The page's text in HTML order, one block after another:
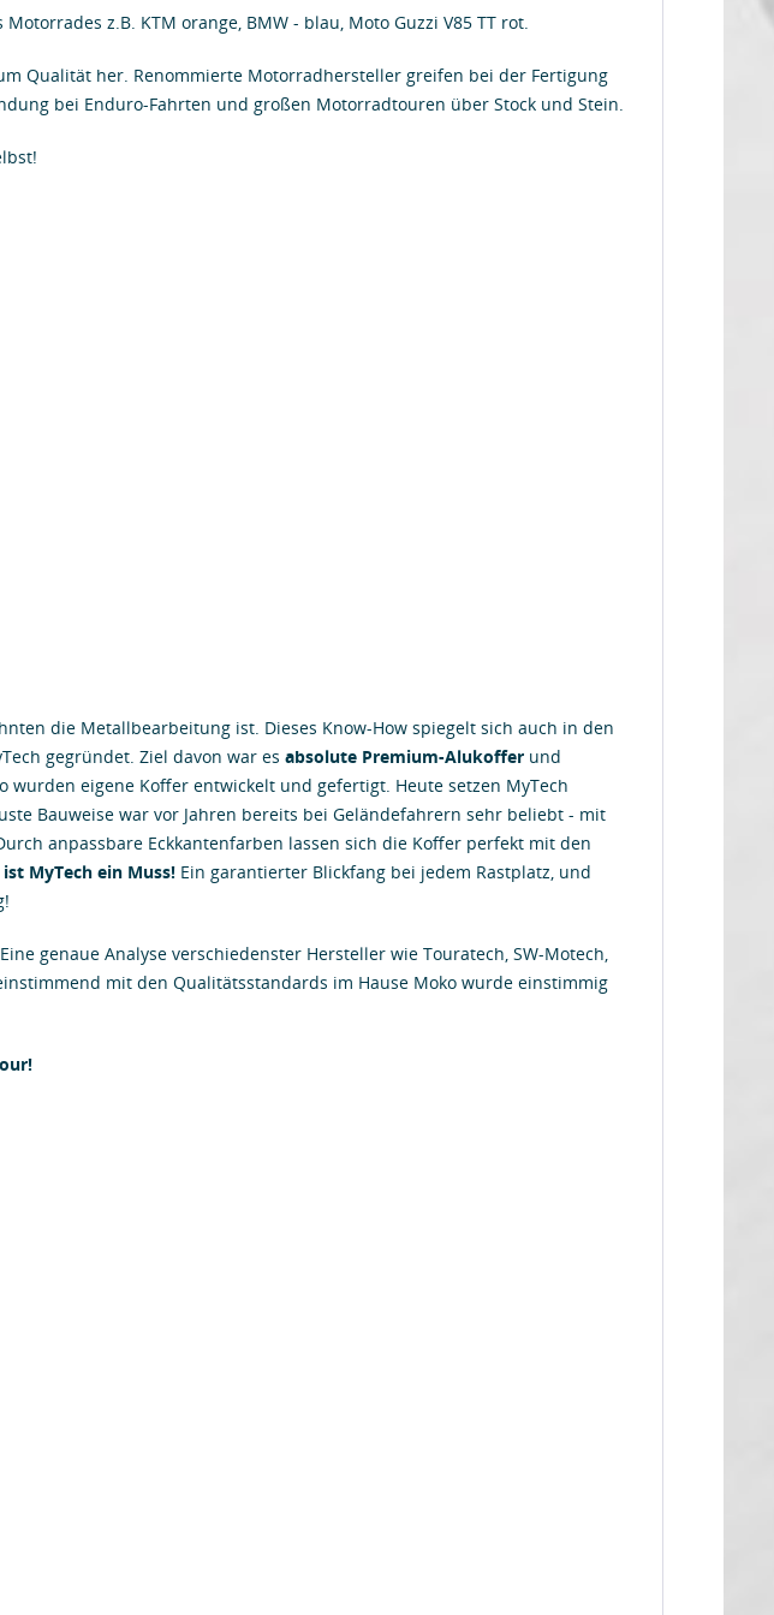
z.B. KTM orange, BMW - blau, Moto Guzzi V85 TT rot.
Qualität her. Renommierte Motorradhersteller greifen bei der Fertigung
bei Enduro-Fahrten und großen Motorradtouren über Stock und Stein.
die Metallbearbeitung ist. Dieses Know-How spiegelt sich auch in den
gegründet. Ziel davon war es absolute Premium-Alukoffer und
eigene Koffer entwickelt und gefertigt. Heute setzen MyTech
Bauweise war vor Jahren bereits bei Geländefahrern sehr beliebt - mit
anpassbare Eckkantenfarben lassen sich die Koffer perfekt mit den
MyTech ein Muss! Ein garantierter Blickfang bei jedem Rastplatz, und
genaue Analyse verschiedenster Hersteller wie Touratech, SW-Motech,
mit den Qualitätsstandards im Hause Moko wurde einstimmig